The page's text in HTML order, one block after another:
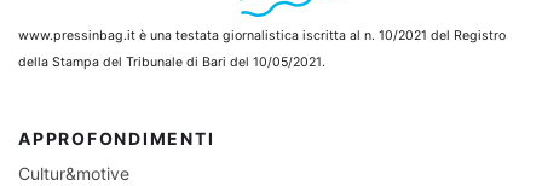
www.pressinbag.it è una testata giornalistica iscritta al n. 10/2021 del Registro
della Stampa del Tribunale di Bari del 10/05/2021.
APPROFONDIMENTI
Cultur&motive